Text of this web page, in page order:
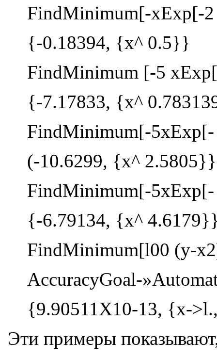
FindMinimum[-хЕхр[-
{-0.18394, {х^ 0.5}}
FindMinimum [-5
{-7.17833, {х^
FindMinimum[-
(-10.6299, {x^ 2.5805}}
FindMinimum[-
{-6.79134, {x^
FindMinimum[l00 (y-
AccuracyGoal-
{9.90511X10-13, {x-
Эти примеры